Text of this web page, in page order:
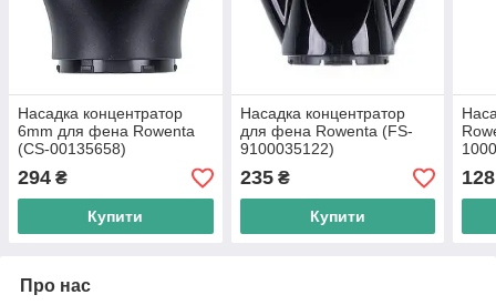
Насадка концентратор
6mm для фена Rowenta
(CS-00135658)
294 ₴
Купити
Насадка концентратор
для фена Rowenta (FS-
9100035122)
235₴
Купити
128
Про нас